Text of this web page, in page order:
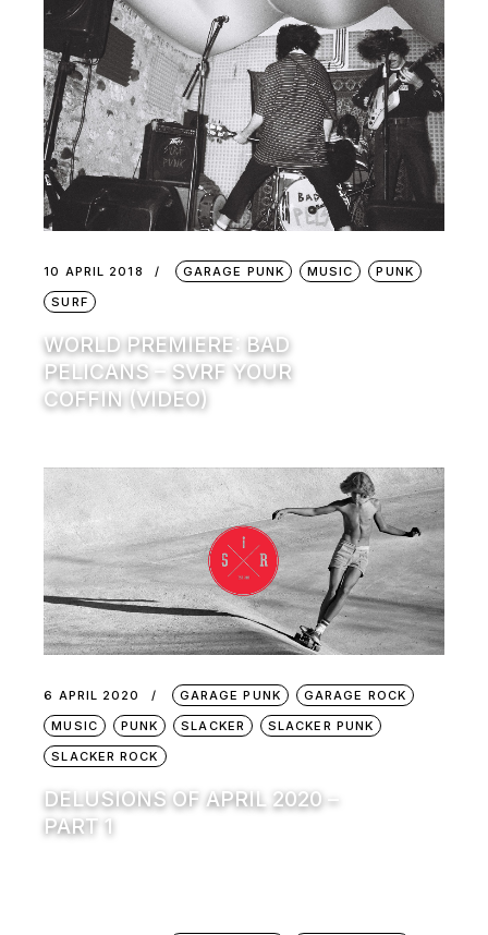
10 APRIL 2018 GARAGE PUNK MUSIC
PUNK
SURF
WORLD PREMIERE: BAD
PELICANS – SVRF YOUR
COFFIN (VIDEO)
6 APRIL 2020 GARAGE PUNK
GARAGE ROCK
MUSIC
PUNK SLACKER
SLACKER PUNK
SLACKER ROCK
DELUSIONS OF APRIL 2020 –
PART 1